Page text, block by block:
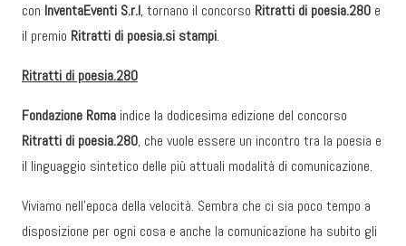
con InventaEventi S.r.l, tornano il concorso Ritratti di poesia.280 e
il premio Ritratti di poesia.si stampi.
Ritratti di poesia.280
Fondazione Roma indice la dodicesima edizione del concorso
Ritratti di poesia.280, che vuole essere un incontro tra la poesia e
il linguaggio sintetico delle più attuali modalità di comunicazione.
Viviamo nell’epoca della velocità. Sembra che ci sia poco tempo a
disposizione per ogni cosa e anche la comunicazione ha subito gli